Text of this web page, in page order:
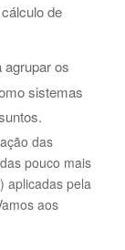
de
agrupar os
sistemas
das
pouco mais
aplicadas pela
aos